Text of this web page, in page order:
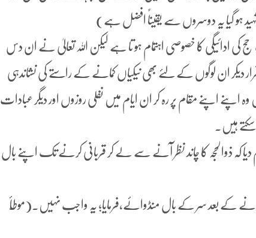
شہید ہو گیا یہ دوسروں سے یقیناً افضل ہے)
ادائیگی کا خصوصی اہتمام ہو تا ہے لیکن اللہ تعالیٰ نے ان دس
ان لوگوں کے لئے بھی نیکیاں کمانے کے راستے کی نشاندہی
اپنے مقام پر رہ کر ان ایام میں نفلی روزوں اور دیگر عبادات
ہیں۔
دیا کہ ذوالحجہ کا چاند نظر آنے سے لے کر قربانی کرنے تک اپنے بال
کرنے کے بعد سر کے بال منڈوائے،فرمایا؛ یہ واجب نہیں.(موطّأ